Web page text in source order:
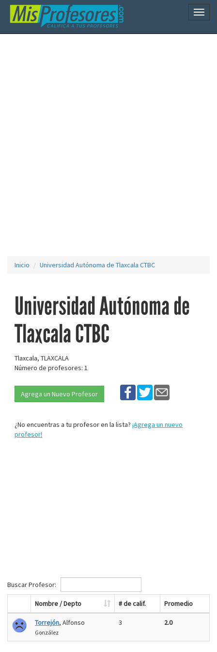
Inicio Universidad Autónoma de Tlaxcala CTBC
Universidad Autónoma de
Tlaxcala CTBC
Tlaxcala, TLAXCALA
Número de profesores: 1
Agrega un Nuevo Profesor
¿No encuentras a tu profesor en la lista? ¡Agrega un nuevo
profesor!
Buscar Profesor:
Nombre / Depto # de calif. Promedio
Torrejón, Alfonso
González
3 2.0